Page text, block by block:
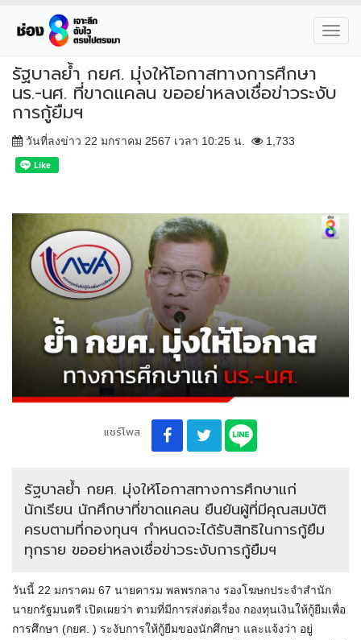
รัฐบาลย้ำ กยศ. มุ่งให้โอกาสทางการศึกษา
นร.-นศ. ที่ขาดแคลน ขออย่าหลงเชื่อข่าวระงับ
การกู้ยืมฯ
วันที่ลงข่าว 22 มกราคม 2567 เวลา 10:25 น. 1,733
แชร์โพส
รัฐบาลย้ำ กยศ. มุ่งให้โอกาสทางการศึกษาแก่
นักเรียน นักศึกษาที่ขาดแคลน ยืนยันผู้ที่มีคุณสมบัติ
ครบตามที่กองทุนฯ กำหนดจะได้รับสิทธิในการกู้ยืม
ทุกราย ขออย่าหลงเชื่อข่าวระงับการกู้ยืมฯ
วันนี้ 22 มกราคม 67 นายคารม พลพรกลาง รองโฆษกประจำสำนัก
นายกรัฐมนตรี เปิดเผยว่า ตามที่มีการส่งต่อเรื่อง กองทุนเงินให้กู้ยืมเพื่อ
การศึกษา (กยศ. ) ระงับการให้กู้ยืมของนักศึกษา และแจ้งว่า อยู่